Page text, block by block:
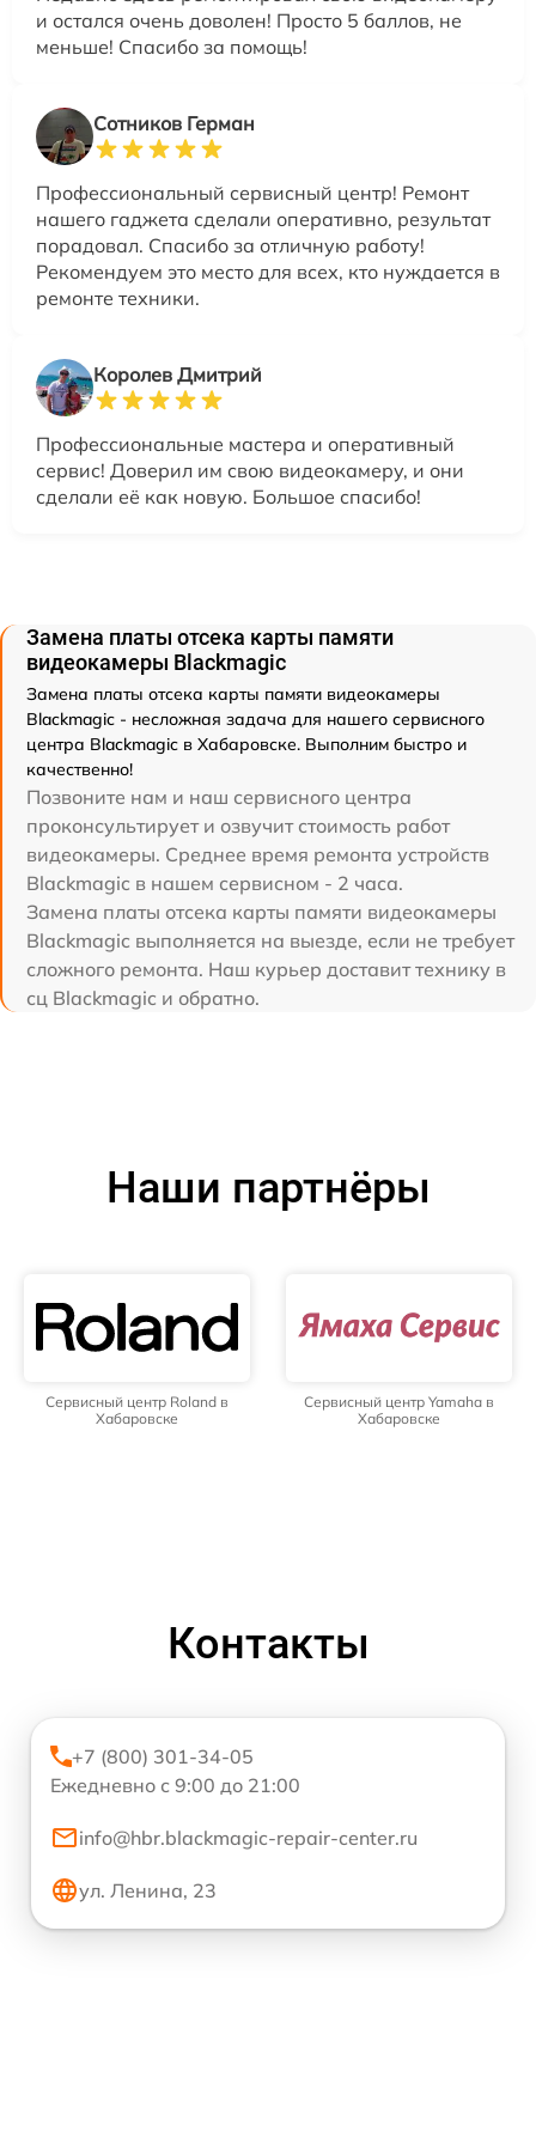
и остался очень доволен! Просто 5 баллов, не
меньше! Спасибо за помощь!
Сотников Герман
Профессиональный сервисный центр! Ремонт
нашего гаджета сделали оперативно, результат
порадовал. Спасибо за отличную работу!
Рекомендуем это место для всех, кто нуждается в
ремонте техники.
Королев Дмитрий
Профессиональные мастера и оперативный
сервис! Доверил им свою видеокамеру, и они
сделали её как новую. Большое спасибо!
Замена платы отсека карты памяти
видеокамеры Blackmagic
Замена платы отсека карты памяти видеокамеры
Blackmagic - несложная задача для нашего сервисного
центра Blackmagic в Хабаровске. Выполним быстро и
качественно!
Позвоните нам и наш сервисного центра
проконсультирует и озвучит стоимость работ
видеокамеры. Среднее время ремонта устройств
Blackmagic в нашем сервисном - 2 часа.
Замена платы отсека карты памяти видеокамеры
Blackmagic выполняется на выезде, если не требует
сложного ремонта. Наш курьер доставит технику в
сц Blackmagic и обратно.
Наши партнёры
Сервисный центр Roland в
Хабаровске
Сервисный центр Yamaha в
Хабаровске
Контакты
+7 (800) 301-34-05
Ежедневно с 9:00 до 21:00
info@hbr.blackmagic-repair-center.ru
ул. Ленина, 23